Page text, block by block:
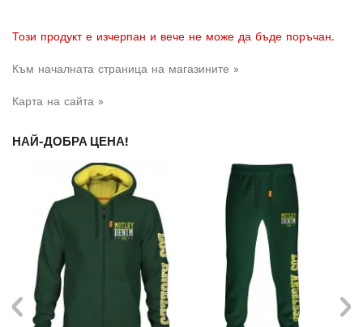
Този продукт е изчерпан и вече не може да бъде поръчан.
Към началната страница на магазините »
Карта на сайта »
НАЙ-ДОБРА ЦЕНА!